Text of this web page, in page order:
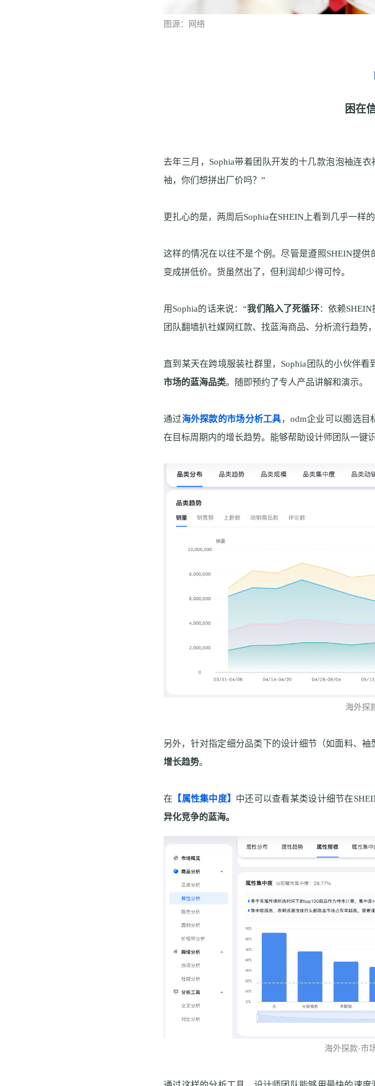
图源：网络
困在
去年三月， Sophia带着团队开发的十几款泡泡袖连衣
袖，你们想拼出厂价吗？”
更扎心的是，两周后Sophia在SHEIN 上看到几乎一样
这样的情况在以往不是个例。尽管是遵照SHEIN提供
变成拼低价。货虽然出了，但利润却少得可怜。
用Sophia的话来说：“我们陷入了死循环：依赖SHEIN
团队翻墙扒社媒网红款、找蓝海商品、分析流行趋势
直到某天在跨境服装社群里， Sophia 团队的小伙伴看
市场的蓝海品类。随即预约了专人产品讲解和演示。
通过海外探款的市场分析工具， odm企业可以圈选目
在目标周期内的增长趋势。能够帮助设计师团队一键
海外探
另外，针对指定细分品类下的设计细节（如面料、
增长趋势。
在 【属性集中度】 中还可以查看某类设计细节在
异化竞争的蓝海。
海外探款-市